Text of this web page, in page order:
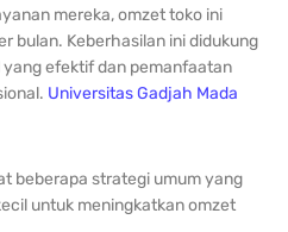
mereka, omzet toko ini
bulan. Keberhasilan ini didukung
efektif dan pemanfaatan
Universitas Gadjah Mada
beberapa strategi umum yang
untuk meningkatkan omzet